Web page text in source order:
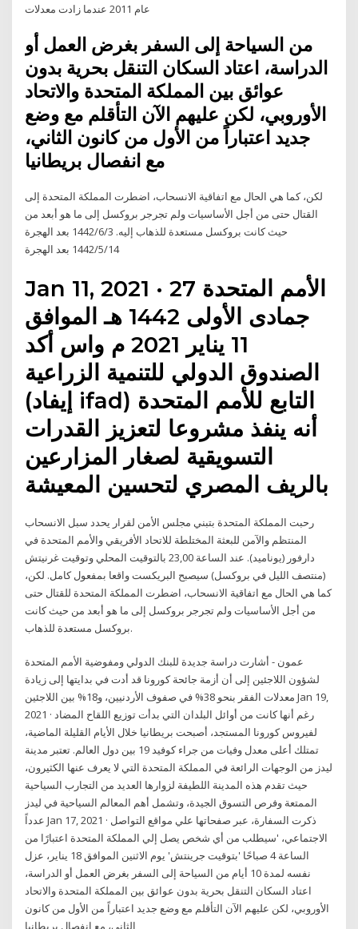
عام 2011 عندما زادت معدلات
من السياحة إلى السفر بغرض العمل أو
الدراسة، اعتاد السكان التنقل بحرية بدون
عوائق بين المملكة المتحدة والاتحاد
الأوروبي، لكن عليهم الآن التأقلم مع وضع
جديد اعتباراً من الأول من كانون الثاني،
مع انفصال بريطانيا
لكن، كما هي الحال مع اتفاقية الانسحاب، اضطرت المملكة المتحدة إلى
القتال حتى من أجل الأساسيات ولم تجرجر بروكسل إلى ما هو أبعد من
حيث كانت بروكسل مستعدة للذهاب إليه. 3‏‏/6‏‏/1442 بعد الهجرة
14‏‏/5‏‏/1442 بعد الهجرة
Jan 11, 2021 · الأمم المتحدة 27
جمادى الأولى 1442 هـ الموافق
11 يناير 2021 م واس أكد
الصندوق الدولي للتنمية الزراعية
(إيفاد ifad) التابع للأمم المتحدة
أنه ينفذ مشروعا لتعزيز القدرات
التسويقية لصغار المزارعين
بالريف المصري لتحسين المعيشة
رحبت المملكة المتحدة بتبني مجلس الأمن لقرار يحدد سبل الانسحاب
المنتظم والآمن للبعثة المختلطة للاتحاد الأفريقي والأمم المتحدة في
دارفور (يوناميد). عند الساعة 23,00 بالتوقيت المحلي وتوقيت غرنيتش
(منتصف الليل في بروكسل) سيصبح البريكست واقعا بمفعول كامل. لكن،
كما هي الحال مع اتفاقية الانسحاب، اضطرت المملكة المتحدة للقتال حتى
من أجل الأساسيات ولم تجرجر بروكسل إلى ما هو أبعد من حيث كانت
بروكسل مستعدة للذهاب.
عمون - أشارت دراسة جديدة للبنك الدولي ومفوضية الأمم المتحدة
لشؤون اللاجئين إلى أن أزمة جائحة كورونا قد أدت في بدايتها إلى زيادة
معدلات الفقر بنحو 38% في صفوف الأردنيين، و18% بين اللاجئين Jan 19,
2021 · رغم أنها كانت من أوائل البلدان التي بدأت توزيع اللقاح المضاد
لفيروس كورونا المستجد، أصبحت بريطانيا خلال الأيام القليلة الماضية،
تمتلك أعلى معدل وفيات من جراء كوفيد 19 بين دول العالم. تعتبر مدينة
ليدز من الوجهات الرائعة في المملكة المتحدة التي لا يعرف عنها الكثيرون،
حيث تقدم هذه المدينة اللطيفة لزوارها العديد من التجارب السياحية
الممتعة وفرص التسوق الجيدة، وتشمل أهم المعالم السياحية في ليدز
عدداً Jan 17, 2021 · ذكرت السفارة، عبر صفحاتها علي مواقع التواصل
الاجتماعي، 'سيطلب من أي شخص يصل إلي المملكة المتحدة اعتبارًا من
الساعة 4 صباحًا 'بتوقيت جرينتش' يوم الاثنين الموافق 18 يناير، عزل
نفسه لمدة 10 أيام من السياحة إلى السفر بغرض العمل أو الدراسة،
اعتاد السكان التنقل بحرية بدون عوائق بين المملكة المتحدة والاتحاد
الأوروبي، لكن عليهم الآن التأقلم مع وضع جديد اعتباراً من الأول من كانون
الثاني، مع انفصال بريطانيا